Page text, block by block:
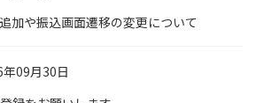
加や振込画面遷移の変更について
09月30日